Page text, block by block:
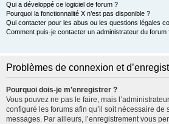
Qui a développé ce logiciel de forum ?
Pourquoi la fonctionnalité X n’est pas disponible ?
Qui contacter pour les abus ou les questions légales
Comment puis-je contacter un administrateur du forum
Problèmes de connexion et
Pourquoi dois-je m’enregistrer ?
Vous pouvez ne pas le faire, mais
configuré les forums afin qu’il soit nécessaire de
messages. Par ailleurs, l’enregistrement vous